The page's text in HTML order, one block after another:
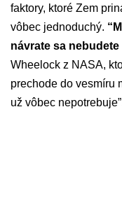
faktory, ktoré Zem
vôbec jednoduchý.
návrate sa
Wheelock z NASA,
prechode do vesmíru
už vôbec